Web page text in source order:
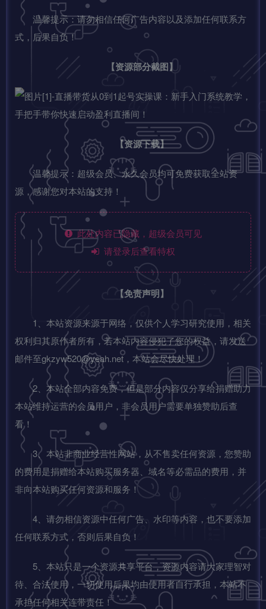
温馨提示：请勿相信任何广告内容以及添加任何联系方
式，后果自负！
【资源部分截图】
【资源下载】
温馨提示：超级会员、永久会员均可免费获取全站资
源，感谢您对本站的支持！
此处内容已隐藏，超级会员可见
请登录后查看特权
【免责声明】
1、本站资源来源于网络，仅供个人学习研究使用，相关
权利归其原作者所有，若本站内容侵犯了您的权益，请发送
邮件至gkzyw520@yeah.net，本站会尽快处理！
2、本站全部内容免费，但是部分内容仅分享给捐赠助力
本站维持运营的会员用户，非会员用户需要单独赞助后查
看！
3、本站非商业经营性网站，从不售卖任何资源，您赞助
的费用是捐赠给本站购买服务器、域名等必需品的费用，并
非向本站购买任何资源和服务！
4、请勿相信资源中任何广告、水印等内容，也不要添加
任何联系方式，否则后果自负！
5、本站只是一个资源共享平台，资源内容请大家理智对
待、合法使用，一切使用后果均由使用者自行承担，本站不
承担任何相关连带责任！